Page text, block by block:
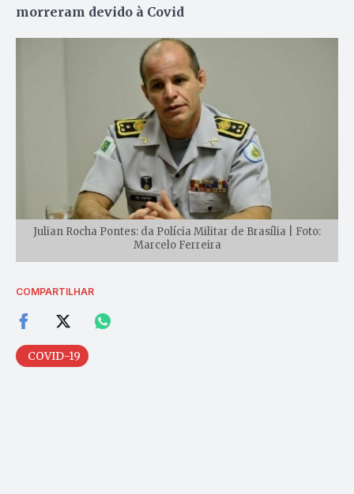
morreram devido à Covid
Julian Rocha Pontes: da Polícia Militar de Brasília | Foto:
Marcelo Ferreira
COMPARTILHAR
COVID-19